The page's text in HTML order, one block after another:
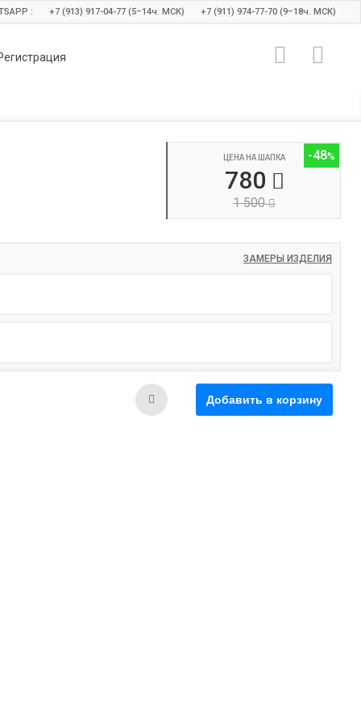
: +7 (913) 917-04-77 (5–14ч. МСК) +7 (911) 974-77-70 (9–18ч. МСК)
-48
ЦЕНА НА ШАПКА
780
1 500
ЗАМЕРЫ ИЗДЕЛИЯ